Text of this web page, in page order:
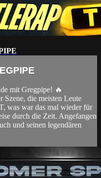
mit Gregpipe! 🔥
Szene, die meisten Leute
was war das mal wieder für
durch die Zeit. Angefangen
und seinen legendären